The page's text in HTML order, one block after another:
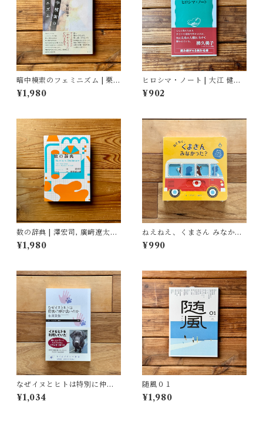
暗中模索のフェミニズム | 栗田
隆子
¥1,980
ヒロシマ・ノート | 大江 健三
郎
¥902
数の辞典 | 澤宏司, 廣﨑遼太朗
(イラスト)
¥1,980
ねえねえ、くまさん みなかっ
た？ | リディア・ニコルズ
(絵), みた かよこ(訳)
¥990
なぜイヌとヒトは特別に仲が
良いのか | 永澤 美保
¥1,034
随風０１
¥1,980